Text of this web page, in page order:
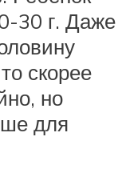
30 г. Даже
скорее
но
для